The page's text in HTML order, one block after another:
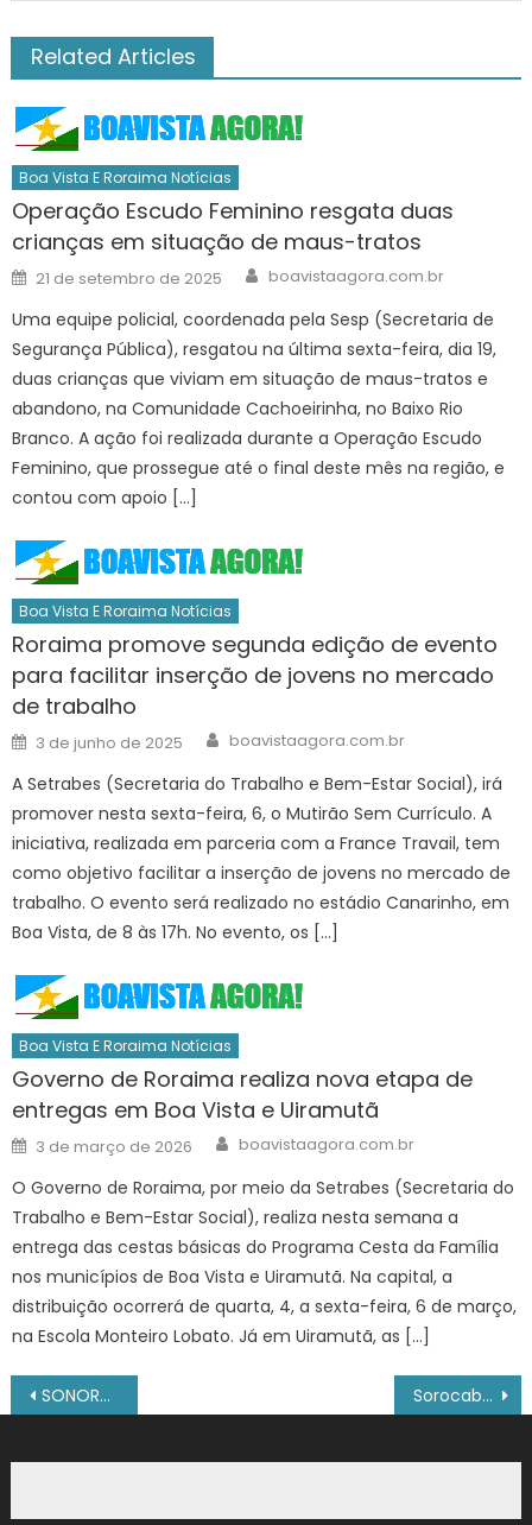
Related Articles
Boa Vista E Roraima Notícias
Operação Escudo Feminino resgata duas
crianças em situação de maus-tratos
Posted
on
21 de setembro de 2025 Author
boavistaagora.com.br
Uma equipe policial, coordenada pela Sesp (Secretaria de
Segurança Pública), resgatou na última sexta-feira, dia 19,
duas crianças que viviam em situação de maus-tratos e
abandono, na Comunidade Cachoeirinha, no Baixo Rio
Branco. A ação foi realizada durante a Operação Escudo
Feminino, que prossegue até o final deste mês na região, e
contou com apoio […]
Boa Vista E Roraima Notícias
Roraima promove segunda edição de evento
para facilitar inserção de jovens no mercado
de trabalho
Posted
on
3 de junho de 2025 Author
boavistaagora.com.br
A Setrabes (Secretaria do Trabalho e Bem-Estar Social), irá
promover nesta sexta-feira, 6, o Mutirão Sem Currículo. A
iniciativa, realizada em parceria com a France Travail, tem
como objetivo facilitar a inserção de jovens no mercado de
trabalho. O evento será realizado no estádio Canarinho, em
Boa Vista, de 8 às 17h. No evento, os […]
Boa Vista E Roraima Notícias
Governo de Roraima realiza nova etapa de
entregas em Boa Vista e Uiramutã
Posted
on
3 de março de 2026 Author
boavistaagora.com.br
O Governo de Roraima, por meio da Setrabes (Secretaria do
Trabalho e Bem-Estar Social), realiza nesta semana a
entrega das cestas básicas do Programa Cesta da Família
nos municípios de Boa Vista e Uiramutã. Na capital, a
distribuição ocorrerá de quarta, 4, a sexta-feira, 6 de março,
na Escola Monteiro Lobato. Já em Uiramutã, as […]
Navegação
de
Post
SONORA – Empossados os novos representantes do Conselho Estadual do Idoso de SC Sorocaba leva atletas a competições de Boxe em Tatuí – Agência de Notícias